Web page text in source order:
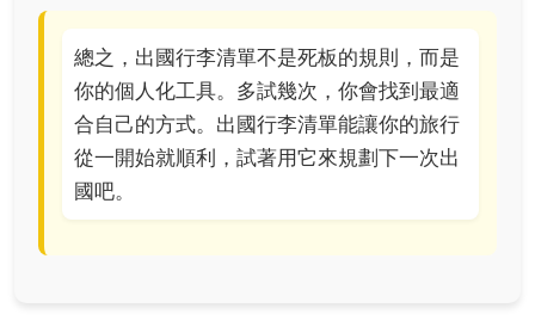
總之，出國行李清單不是死板的規則，而是
你的個人化工具。多試幾次，你會找到最適
合自己的方式。出國行李清單能讓你的旅行
從一開始就順利，試著用它來規劃下一次出
國吧。